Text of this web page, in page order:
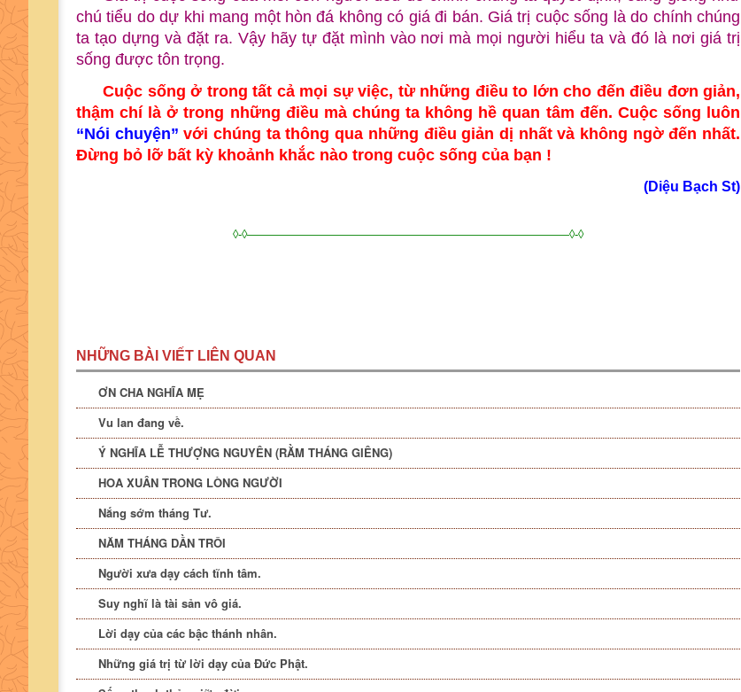
chú tiểu do dự khi mang một hòn đá không có giá đi bán. Giá trị cuộc sống là do chính chúng
ta tạo dựng và đặt ra. Vậy hãy tự đặt mình vào nơi mà mọi người hiểu ta và đó là nơi giá trị
sống được tôn trọng.
Cuộc sống ở trong tất cả mọi sự việc, từ những điều to lớn cho đến điều đơn giản,
thậm chí là ở trong những điều mà chúng ta không hề quan tâm đến. Cuộc sống luôn
“Nói chuyện” với chúng ta thông qua những điều giản dị nhất và không ngờ đến nhất.
Đừng bỏ lỡ bất kỳ khoảnh khắc nào trong cuộc sống của bạn !
(Diệu Bạch St)
◊-◊————————————————————————————◊-◊
NHỮNG BÀI VIẾT LIÊN QUAN
ƠN CHA NGHĨA MẸ
Vu lan đang về.
Ý NGHĨA LỄ THƯỢNG NGUYÊN (RẰM THÁNG GIÊNG)
HOA XUÂN TRONG LÒNG NGƯỜI
Nắng sớm tháng Tư.
NĂM THÁNG DẦN TRÔI
Người xưa dạy cách tĩnh tâm.
Suy nghĩ là tài sản vô giá.
Lời dạy của các bậc thánh nhân.
Những giá trị từ lời dạy của Đức Phật.